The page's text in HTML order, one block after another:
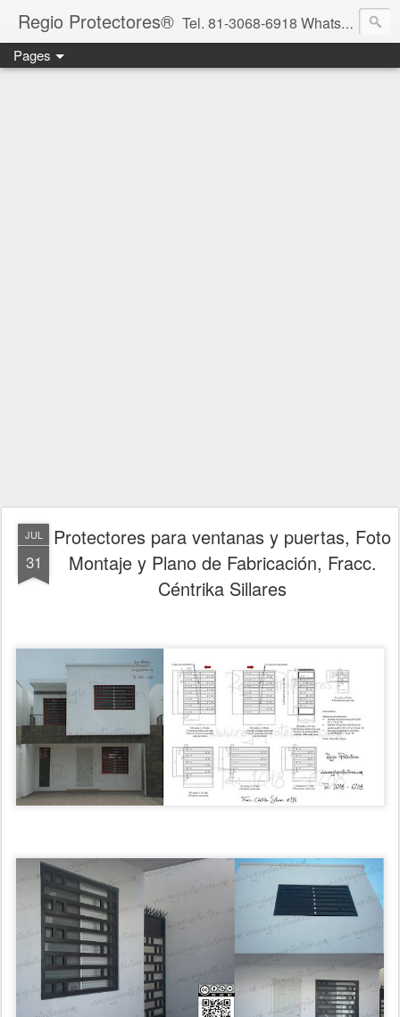
Regio Protectores® Tel. 81-3068-6918 WhatsApp 81-2636-2823 / 33-1145-3780 cotizacionregioprotectores@gmail.com / regioprotectores@gmail.com https://www.facebook.com/RegioProtectores/
Pages
JUL
31
Protectores para ventanas y puertas, Foto
Montaje y Plano de Fabricación, Fracc.
Céntrika Sillares